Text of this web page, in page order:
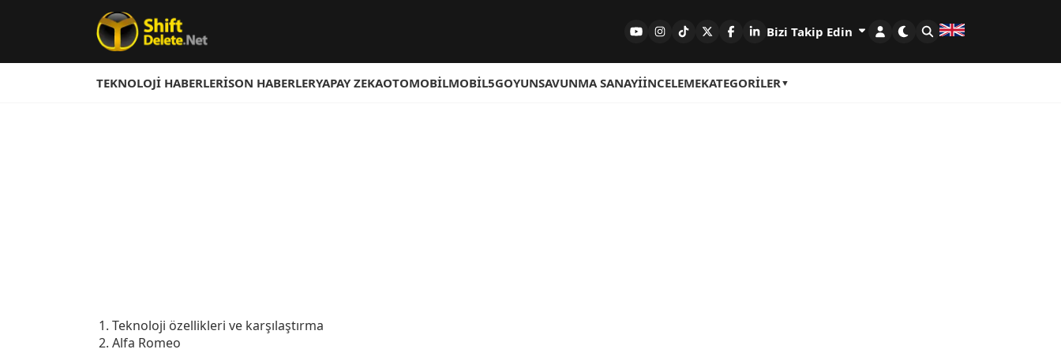
Bizi Takip Edin
TEKNOLOJI HABERLERISON HABERLERYAPAY ZEKAOTOMOBILMOBIL5GOYUNSAVUNMA SANAYIİNCELEMEKATEGORILER
Teknoloji özellikleri ve karşılaştırma
Alfa Romeo